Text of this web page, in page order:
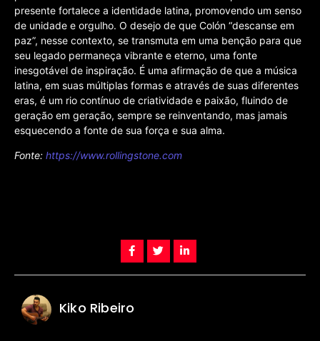
presente fortalece a identidade latina, promovendo um senso
de unidade e orgulho. O desejo de que Colón “descanse em
paz”, nesse contexto, se transmuta em uma benção para que
seu legado permaneça vibrante e eterno, uma fonte
inesgotável de inspiração. É uma afirmação de que a música
latina, em suas múltiplas formas e através de suas diferentes
eras, é um rio contínuo de criatividade e paixão, fluindo de
geração em geração, sempre se reinventando, mas jamais
esquecendo a fonte de sua força e sua alma.
Fonte: https://www.rollingstone.com
Kiko Ribeiro